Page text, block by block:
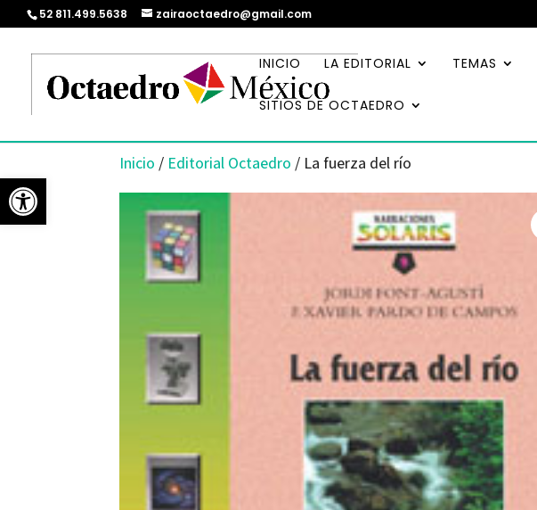
Abrir barra de herramientas
52 811.499.5638 zairaoctaedro@gmail.com
INICIO LA EDITORIAL TEMAS
SITIOS DE OCTAEDRO
Inicio / Editorial Octaedro / La fuerza del río